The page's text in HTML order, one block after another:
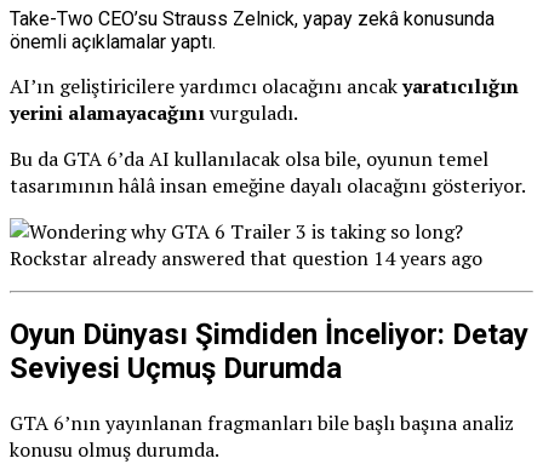
Take-Two CEO’su Strauss Zelnick, yapay zekâ konusunda
önemli açıklamalar yaptı.
AI’ın geliştiricilere yardımcı olacağını ancakyaratıcılığın
yerini alamayacağınıvurguladı.
Bu da GTA 6’da AI kullanılacak olsa bile, oyunun temel
tasarımının hâlâ insan emeğine dayalı olacağını gösteriyor.
Oyun Dünyası Şimdiden İnceliyor: Detay
Seviyesi Uçmuş Durumda
GTA 6’nın yayınlanan fragmanları bile başlı başına analiz
konusu olmuş durumda.